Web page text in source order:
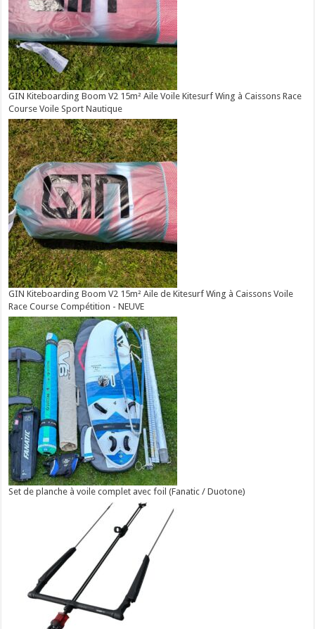
GIN Kiteboarding Boom V2 15m² Aile Voile Kitesurf Wing à Caissons Race
Course Voile Sport Nautique
GIN Kiteboarding Boom V2 15m² Aile de Kitesurf Wing à Caissons Voile
Race Course Compétition - NEUVE
Set de planche à voile complet avec foil (Fanatic / Duotone)